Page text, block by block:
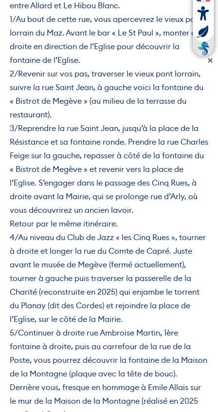
entre Allard et Le Hibou Blanc.
1/Au bout de cette rue, vous apercevrez le vieux pont
lorrain du Maz. Avant le bar « Le St Paul », monter à
droite en direction de l’Eglise pour découvrir la
fontaine de l’Eglise.
2/Revenir sur vos pas, traverser le vieux pont lorrain,
suivre la rue Saint Jean, à gauche voici la fontaine du
« Bistrot de Megève » (au milieu de la terrasse du
restaurant).
3/Reprendre la rue Saint Jean, jusqu’à la place de la
Résistance et sa fontaine ronde. Prendre la rue Charles
Feige sur la gauche, repasser à côté de la fontaine du
« Bistrot de Megève » et revenir vers la place de
l’Eglise. S’engager dans le passage des Cinq Rues, à
droite avant la Mairie, qui se prolonge rue d’Arly, où
vous découvrirez un ancien lavoir.
Retour par le même itinéraire.
4/Au niveau du Club de Jazz « les Cinq Rues », tourner
à droite et longer la rue du Comte de Capré. Juste
avant le musée de Megève (fermé actuellement),
tourner à gauche puis traverser la passerelle de la
Charité (reconstruite en 2025) qui enjambe le torrent
du Planay (dit des Cordes) et rejoindre la place de
l’Eglise, sur le côté de la Mairie.
5/Continuer à droite rue Ambroise Martin, 1ère
fontaine à droite, puis au carrefour de la rue de la
Poste, vous pourrez découvrir la fontaine de la Maison
de la Montagne (plaque avec la tête de bouc).
Derrière vous, fresque en hommage à Emile Allais sur
le mur de la Maison de la Montagne (réalisé en 2025